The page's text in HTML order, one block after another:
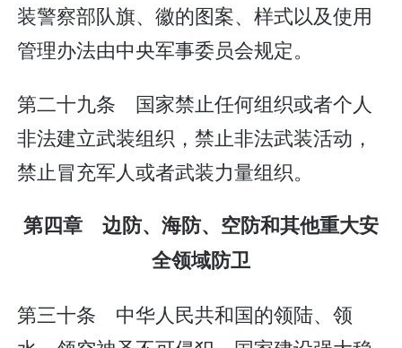
装警察部队旗、徽的图案、样式以及使用
管理办法由中央军事委员会规定。
第二十九条 国家禁止任何组织或者个人
非法建立武装组织，禁止非法武装活动，
禁止冒充军人或者武装力量组织。
第四章 边防、海防、空防和其他重大安
全领域防卫
第三十条 中华人民共和国的领陆、领